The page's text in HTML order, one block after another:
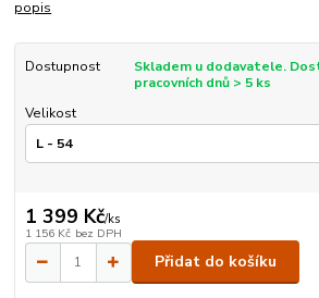
popis
Dostupnost
Skladem u dodavatele.
pracovních dnů > 5 ks
Velikost
1 399 Kč/ks
1 156 Kč bez DPH
Přidat do košíku